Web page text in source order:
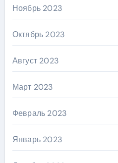
Ноябрь 2023
Октябрь 2023
Август 2023
Март 2023
Февраль 2023
Январь 2023